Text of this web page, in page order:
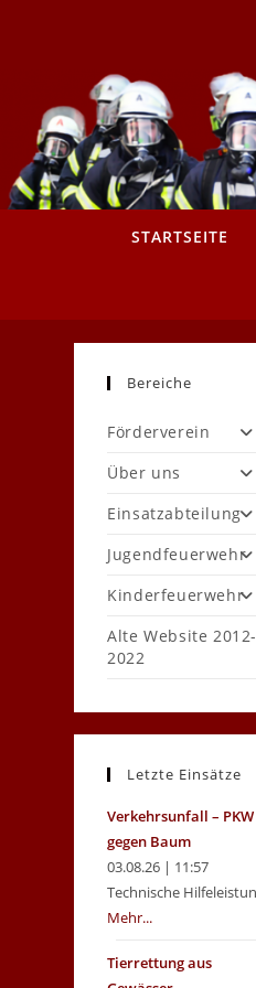
STARTSEITE
Bereiche
Förderverein
Über uns
Einsatzabteilung
Jugendfeuerwehr
Kinderfeuerwehr
Alte Website 2012-
2022
Letzte Einsätze
Verkehrsunfall – PKW
gegen Baum
03.08.26 | 11:57
Technische
Mehr...
Tierrettung aus